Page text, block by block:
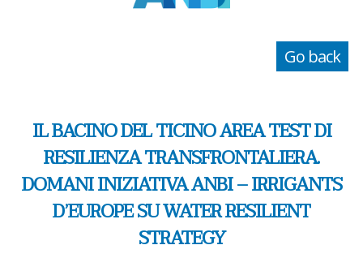
Go back
IL BACINO DEL TICINO AREA TEST DI
RESILIENZA TRANSFRONTALIERA.
DOMANI INIZIATIVA ANBI – IRRIGANTS
D’EUROPE SU WATER RESILIENT
STRATEGY